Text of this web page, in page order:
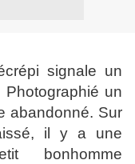
signale un
Photographié un
abandonné. Sur
il y a une
bonhomme